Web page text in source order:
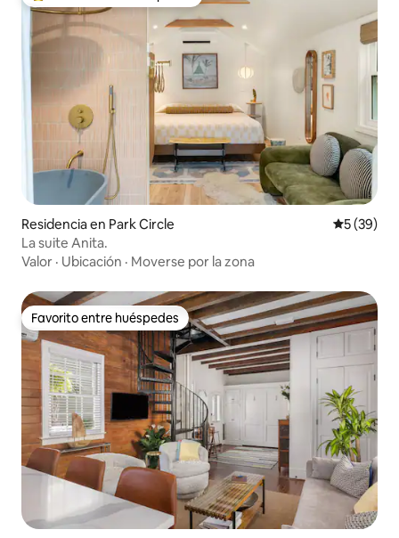
Residencia en Park Circle
5 (39)
La suite Anita.
Valor · Ubicación · Moverse por la zona
Favorito entre huéspedes
Favorito entre huéspedes